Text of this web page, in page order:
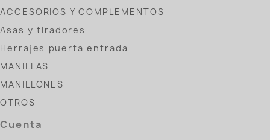
ACCESORIOS Y COMPLEMENTOS
Asas y tiradores
Herrajes puerta entrada
MANILLAS
MANILLONES
OTROS
Cuenta